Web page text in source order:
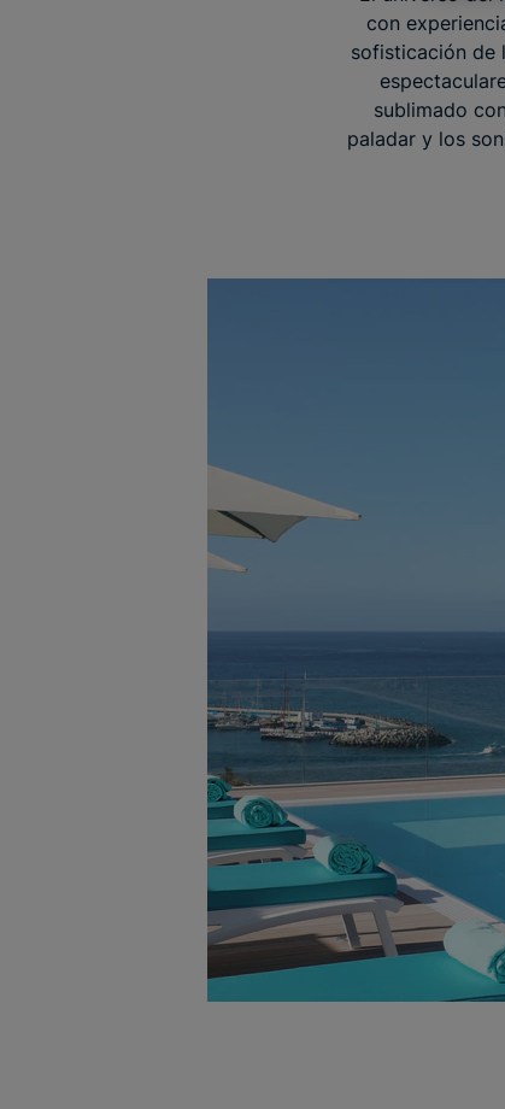
con
sofisticación de
sublimado
paladar y los